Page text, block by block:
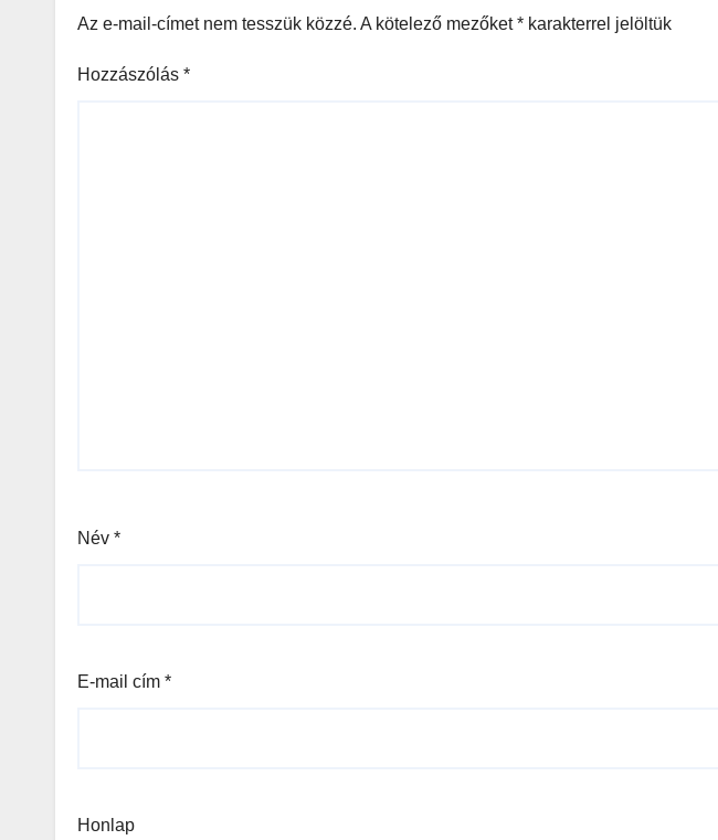
Az e-mail-címet nem tesszük közzé. A kötelező mezőket* karakterrel jelöltük
Hozzászólás *
Név *
E-mail cím *
Honlap